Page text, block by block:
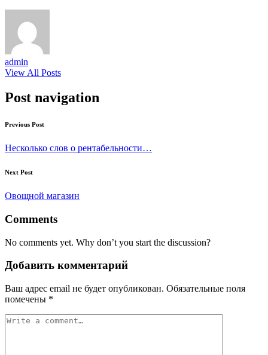
admin
View All Posts
Post navigation
Previous Post
Несколько слов о рентабельности…
Next Post
Овощной магазин
Comments
No comments yet. Why don’t you start the discussion?
Добавить комментарий
Ваш адрес email не будет опубликован. Обязательные поля
помечены *